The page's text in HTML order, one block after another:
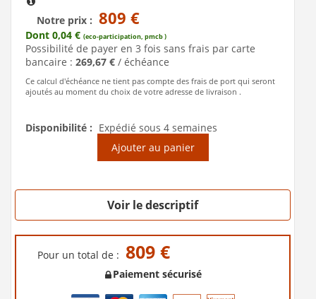
Notre prix : 809 €
Dont 0,04 € (eco-participation, pmcb )
Possibilité de payer en 3 fois sans frais par carte
bancaire : 269,67 € / échéance
Ce calcul d'échéance ne tient pas compte des frais de port qui seront
ajoutés au moment du choix de votre adresse de livraison .
Disponibilité : Expédié sous 4 semaines
Ajouter au panier
Voir le descriptif
Pour un total de : 809 €
Paiement sécurisé